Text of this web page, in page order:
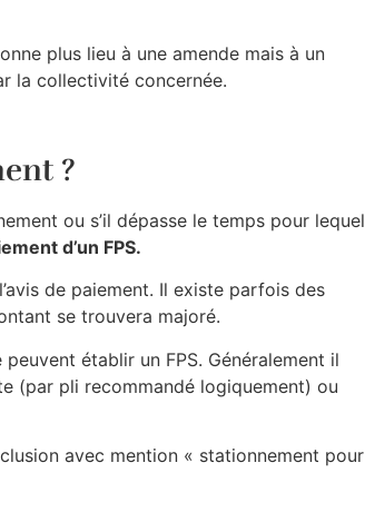
plus lieu à une amende mais à un
la collectivité concernée.
?
ou s’il dépasse le temps pour lequel
d’un FPS.
de paiement. Il existe parfois des
se trouvera majoré.
établir un FPS. Généralement il
(par pli recommandé logiquement) ou
avec mention « stationnement pour